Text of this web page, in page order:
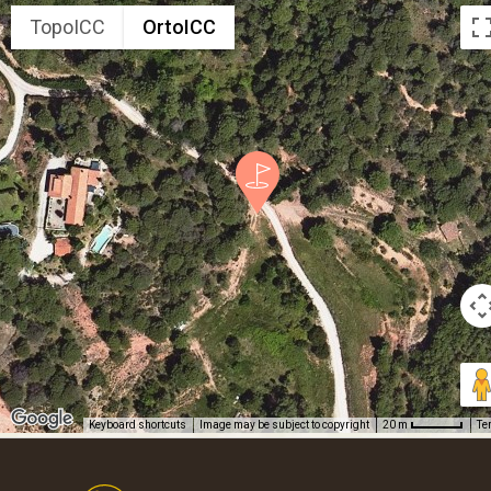
TopoICC OrtoICC
Keyboard shortcuts Image may be subject to copyright 20 m